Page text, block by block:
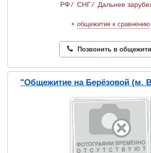
РФ/ СНГ/ Дальнее
+ общежитие к сравнению
Позвонить в
"Общежитие на Берёзовой (м.